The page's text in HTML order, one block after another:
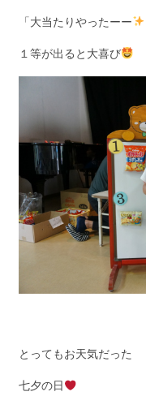
「大当たりやったーー
１等が出ると大喜び
とってもお天気だった
七夕の日